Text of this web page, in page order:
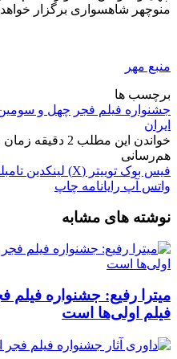
منوچهر شاهسواری برگزار
منبع مهر
برچسب ها
جشنواره فیلم فجر چهل و
ایران
خواندن این مطلب 2 دقیقه زمان میبرد
هم‌رسانی
فیس بوک توییتر (X) لینکدین
واتس آپ رایانامه چاپ
نوشته های مشابه
میترا رفیع: جشنواره
فیلم اولی‌ها است